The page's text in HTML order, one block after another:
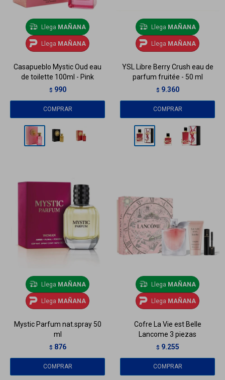
Llega MAÑANA
Llega MAÑANA
Casapueblo Mystic Oud eau
de toilette 100ml - Pink
$ 990
Llega MAÑANA
Llega MAÑANA
YSL Libre Berry Crush eau de
parfum fruitée - 50 ml
$ 9.360
Llega MAÑANA
Llega MAÑANA
Mystic Parfum nat.spray 50
ml
$ 876
Llega MAÑANA
Llega MAÑANA
Cofre La Vie est Belle
Lancome 3 piezas
$ 9.255